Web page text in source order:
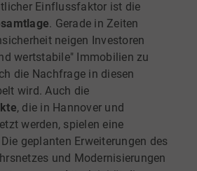
Einflussfaktor ist die
. Gerade in Zeiten
neigen Investoren
wertstabile" Immobilien zu
die Nachfrage in diesen
wird. Auch die
, die in Hannover und
werden, spielen eine
geplanten Erweiterungen des
und Modernisierungen